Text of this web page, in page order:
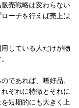
売戦略は変わらない
ーチを行えば売上は
している人だけが物
であれば、嗜好品、
ぞれに特徴とそれに
短期的にも大きく上